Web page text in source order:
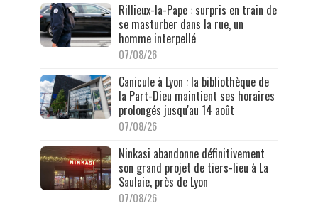
Rillieux-la-Pape : surpris en train de
se masturber dans la rue, un
homme interpellé
07/08/26
Canicule à Lyon : la bibliothèque de
la Part-Dieu maintient ses horaires
prolongés jusqu'au 14 août
07/08/26
Ninkasi abandonne définitivement
son grand projet de tiers-lieu à La
Saulaie, près de Lyon
07/08/26